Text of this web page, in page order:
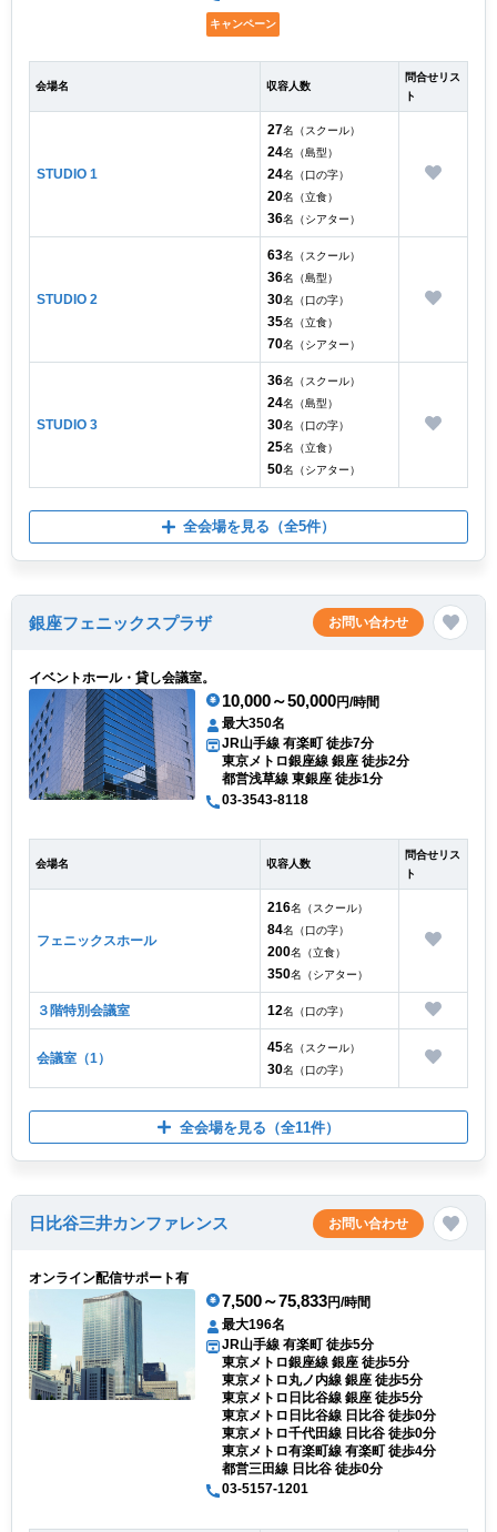
キャンペーン
会場名 収容人数
問合せリス
ト
STUDIO 1
27名（スクール）
24名（島型）
24名（口の字）
20名（立食）
36名（シアター）
STUDIO 2
63名（スクール）
36名（島型）
30名（口の字）
35名（立食）
70名（シアター）
STUDIO 3
36名（スクール）
24名（島型）
30名（口の字）
25名（立食）
50名（シアター）
全会場を見る （全5件）
銀座フェニックスプラザ お問い合わせ
イベントホール・貸し会議室。
10,000～50,000円/時間
最大350名
JR山手線 有楽町 徒歩7分
東京メトロ銀座線 銀座 徒歩2分
都営浅草線 東銀座 徒歩1分
03-3543-8118
会場名 収容人数
問合せリス
ト
フェニックスホール
216名（スクール）
84名（口の字）
200名（立食）
350名（シアター）
３階特別会議室 12名（口の字）
会議室（1）
45名（スクール）
30名（口の字）
全会場を見る （全11件）
日比谷三井カンファレンス お問い合わせ
オンライン配信サポート有
7,500～75,833円/時間
最大196名
JR山手線 有楽町 徒歩5分
東京メトロ銀座線 銀座 徒歩5分
東京メトロ丸ノ内線 銀座 徒歩5分
東京メトロ日比谷線 銀座 徒歩5分
東京メトロ日比谷線 日比谷 徒歩0分
東京メトロ千代田線 日比谷 徒歩0分
東京メトロ有楽町線 有楽町 徒歩4分
都営三田線 日比谷 徒歩0分
03-5157-1201